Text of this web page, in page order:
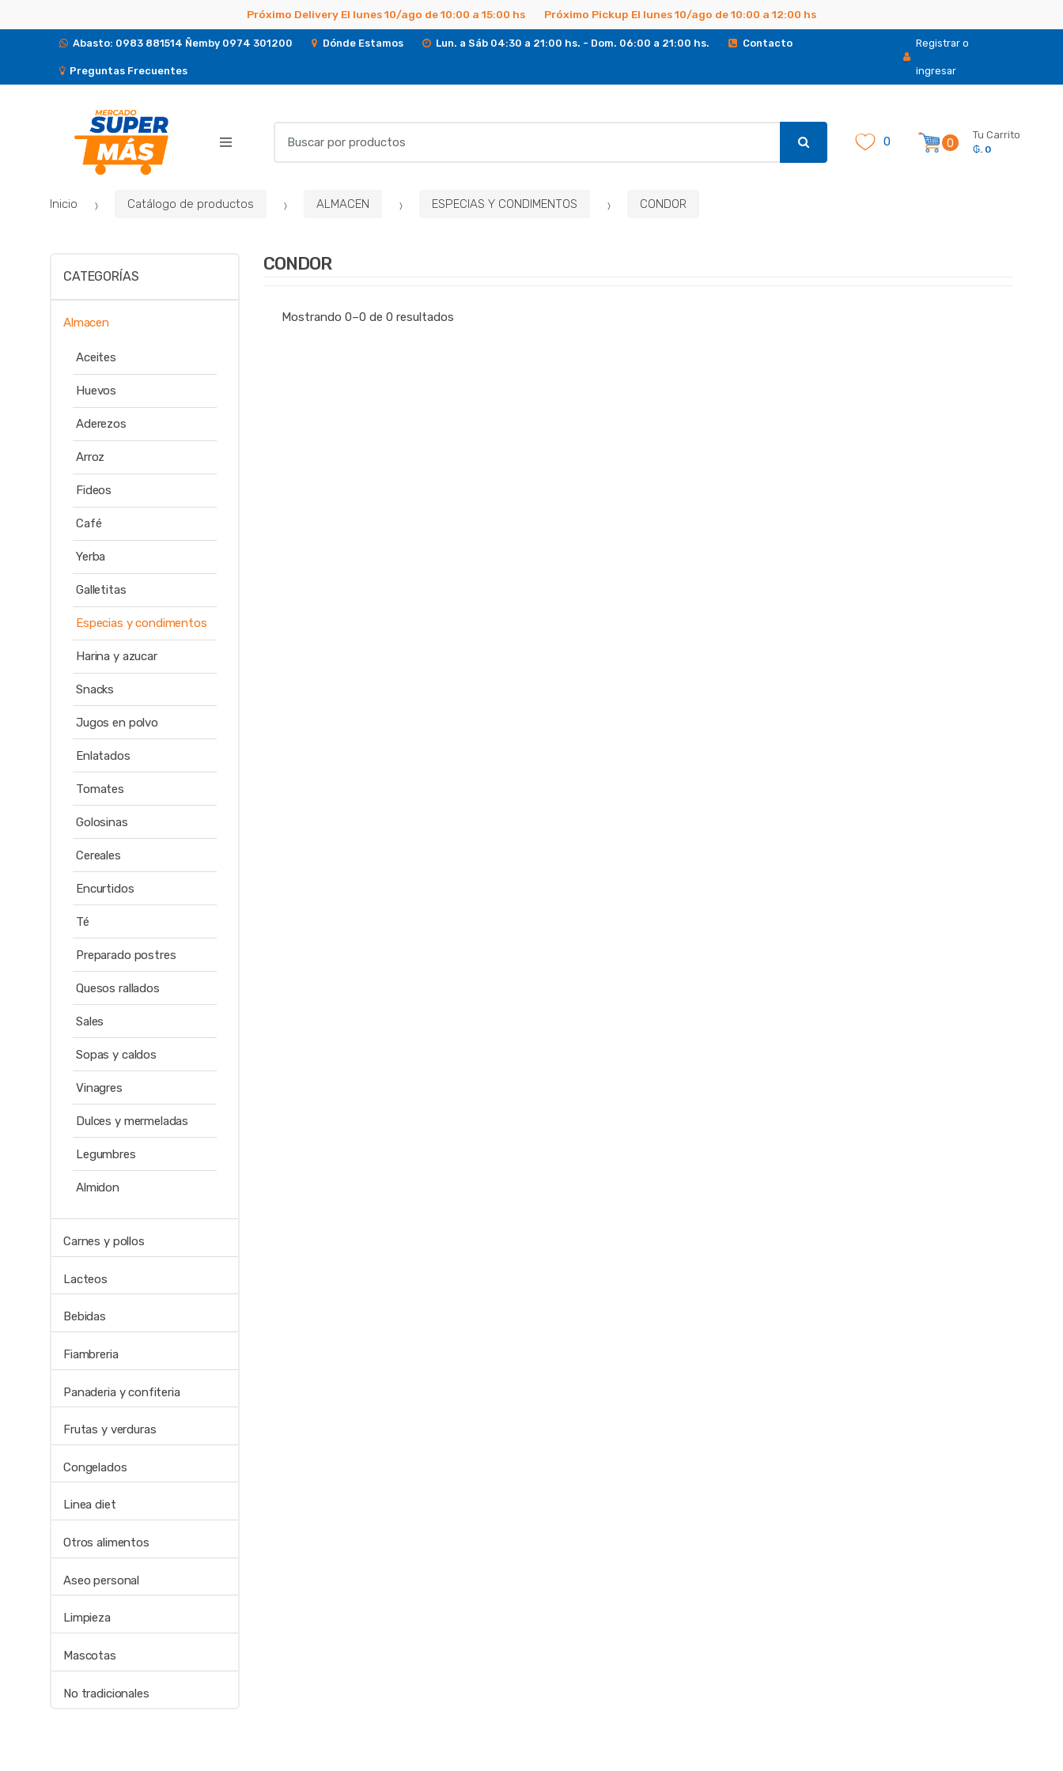
Próximo Delivery El lunes 10/ago de 10:00 a 15:00 hs Próximo Pickup El lunes 10/ago de 10:00 a 12:00 hs
Abasto: 0983 881514 Ñemby 0974 301200 Dónde Estamos Lun. a Sáb 04:30 a 21:00 hs. - Dom. 06:00 a 21:00 hs. Contacto
Preguntas Frecuentes
Registrar o
ingresar
o
0 0
Tu Carrito
₲. 0
Inicio Catálogo de productos ALMACEN ESPECIAS Y CONDIMENTOS CONDOR
CONDOR
Mostrando 0–0 de 0 resultados
CATEGORÍAS
Almacen
Aceites
Huevos
Aderezos
Arroz
Fideos
Café
Yerba
Galletitas
Especias y condimentos
Harina y azucar
Snacks
Jugos en polvo
Enlatados
Tomates
Golosinas
Cereales
Encurtidos
Té
Preparado postres
Quesos rallados
Sales
Sopas y caldos
Vinagres
Dulces y mermeladas
Legumbres
Almidon
Carnes y pollos
Lacteos
Bebidas
Fiambreria
Panaderia y confiteria
Frutas y verduras
Congelados
Linea diet
Otros alimentos
Aseo personal
Limpieza
Mascotas
No tradicionales